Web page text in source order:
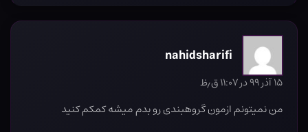
nahidsharifi
۱۵ آذر ۹۹ در ۱۱:۰۷ ق٫ظ
من نمیتونم ازمون گروهبندی رو بدم میشه کمکم کنید